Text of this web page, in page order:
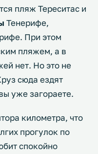
пляж Тереситас и
Тенерифе,
При этом
пляжем, а в
нет. Но это не
сюда ездят
уже загораете.
километра, что
прогулок по
спокойно